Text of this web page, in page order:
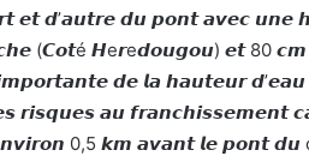
𝙚𝙩 𝙙’𝙖𝙪𝙩𝙧𝙚 𝙙𝙪 𝙥𝙤𝙣𝙩 𝙖𝙫𝙚𝙘 𝙪𝙣𝙚
(𝘾𝙤𝙩é 𝙃e𝙧e𝙙𝙤𝙪𝙜𝙤𝙪) 𝙚𝙩 80
𝙙𝙚 𝙡𝙖 𝙝𝙖𝙪𝙩𝙚𝙪𝙧
𝙧𝙞𝙨𝙦𝙪𝙚𝙨 𝙖𝙪 𝙛𝙧𝙖𝙣𝙘𝙝𝙞𝙨𝙨𝙚𝙢𝙚𝙣𝙩
0,5 𝙠𝙢 𝙖𝙫𝙖𝙣𝙩 𝙡𝙚 𝙥𝙤𝙣𝙩